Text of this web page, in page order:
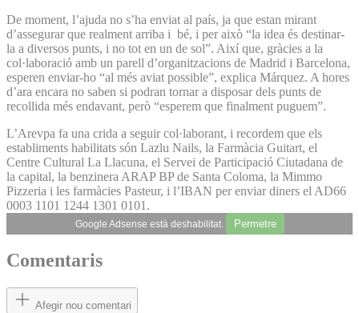
De moment, l’ajuda no s’ha enviat al país, ja que estan mirant
d’assegurar que realment arriba i bé, i per això “la idea és destinar-
la a diversos punts, i no tot en un de sol”. Així que, gràcies a la
col·laboració amb un parell d’organitzacions de Madrid i Barcelona,
esperen enviar-ho “al més aviat possible”, explica Márquez. A hores
d’ara encara no saben si podran tornar a disposar dels punts de
recollida més endavant, però “esperem que finalment puguem”.
L’Arevpa fa una crida a seguir col·laborant, i recordem que els
establiments habilitats són Lazlu Nails, la Farmàcia Guitart, el
Centre Cultural La Llacuna, el Servei de Participació Ciutadana de
la capital, la benzinera ARAP BP de Santa Coloma, la Mimmo
Pizzeria i les farmàcies Pasteur, i l’IBAN per enviar diners el AD66
0003 1101 1244 1301 0101.
Google Adsense està deshabilitat. Permetre
Comentaris
Afegir nou comentari